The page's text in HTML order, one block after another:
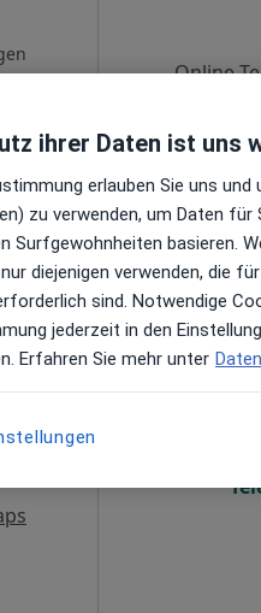
Maps
Online-
Heute
7 Aug
Online-
ihrer Daten ist uns
erlauben Sie uns
zu verwenden, um Daten
Surfgewohnheiten basieren.
diejenigen verwenden, die
sind. Notwendige
jederzeit in den
Erfahren Sie mehr unter